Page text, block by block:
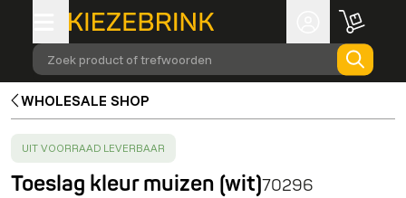
Zoek product of trefwoorden
WHOLESALE SHOP
SUCCESS:
UIT VOORRAAD LEVERBAAR
Toeslag kleur muizen (wit)70296